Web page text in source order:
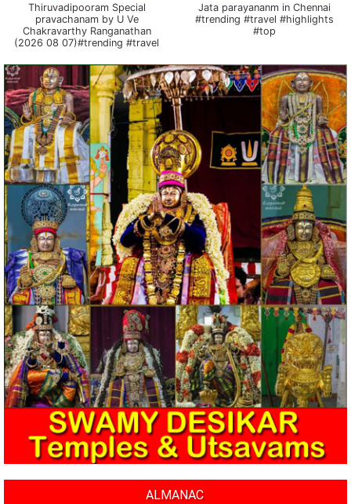
Thiruvadipooram Special
pravachanam by U Ve
Chakravarthy Ranganathan
(2026 08 07)#trending #travel
Jata parayananm in Chennai
#trending #travel #highlights
#top
ALMANAC